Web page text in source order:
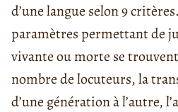
d’une langue selon 9
paramètres permettant de
vivante ou morte se
nombre de locuteurs, la
d’une génération à l’autre,